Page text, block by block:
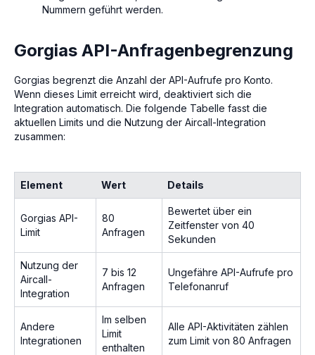
Nummern geführt werden.
Gorgias API-Anfragenbegrenzung
Gorgias begrenzt die Anzahl der API-Aufrufe pro Konto.
Wenn dieses Limit erreicht wird, deaktiviert sich die
Integration automatisch. Die folgende Tabelle fasst die
aktuellen Limits und die Nutzung der Aircall-Integration
zusammen:
Element Wert Details
Gorgias API-
Limit
80
Anfragen
Bewertet über ein
Zeitfenster von 40
Sekunden
Nutzung der
Aircall-
Integration
7 bis 12
Anfragen
Ungefähre API-Aufrufe pro
Telefonanruf
Andere
Integrationen
Im selben
Limit
enthalten
Alle API-Aktivitäten zählen
zum Limit von 80 Anfragen